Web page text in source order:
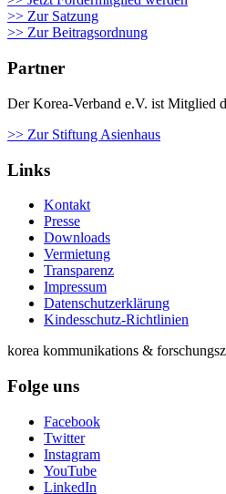
>> Zur Satzung
>> Zur Beitragsordnung
Partner
Der Korea-Verband e.V. ist Mitglied
>> Zur Stiftung Asienhaus
Links
Kontakt
Presse
Downloads
Vermietung
Transparenz
Impressum
Datenschutzerklärung
Kindesschutz-Richtlinien
korea kommunikations &
Folge uns
Facebook
Twitter
Instagram
YouTube
LinkedIn